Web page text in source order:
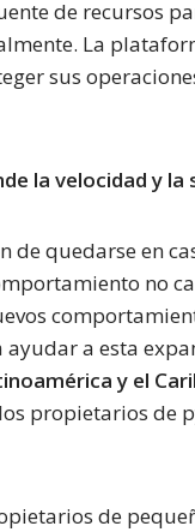
de recursos
La
sus
la velocidad y
de quedarse en
no
a esta
y el
propietarios de
de